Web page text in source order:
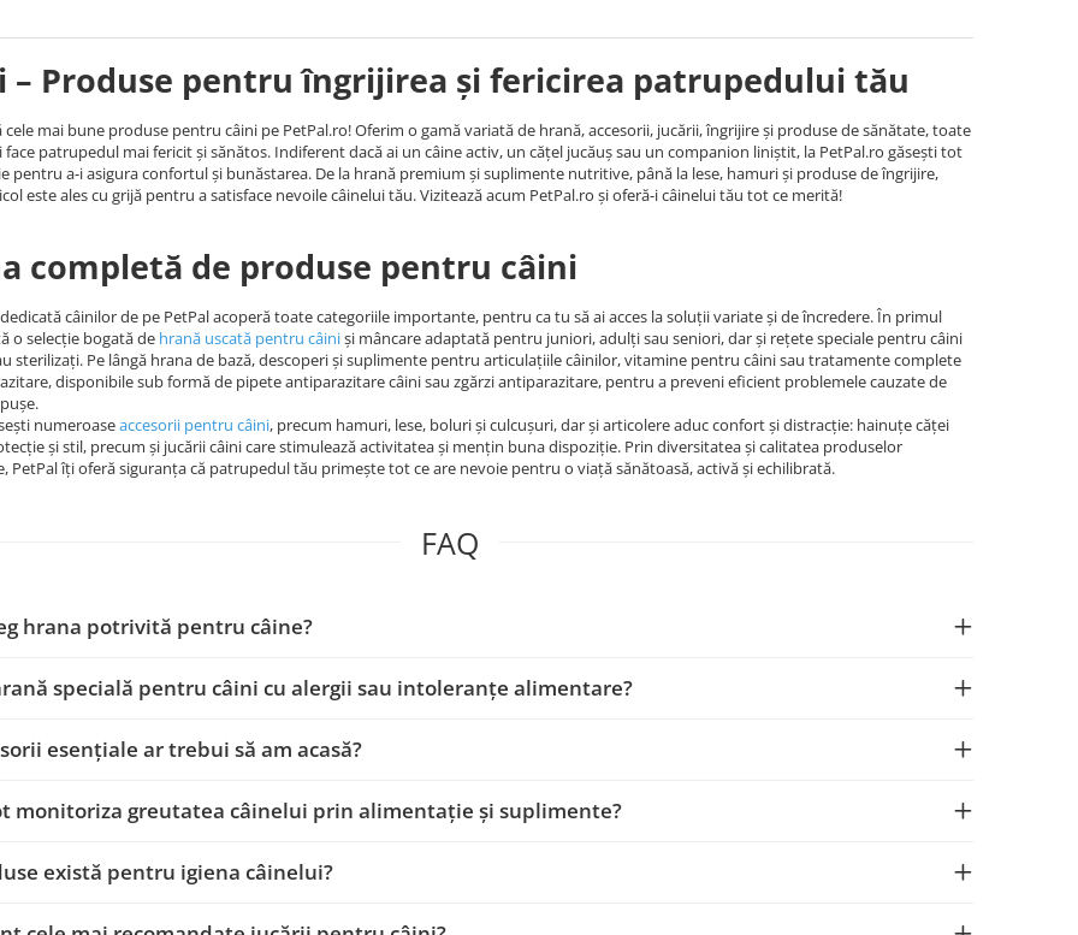
– Produse pentru îngrijirea și fericirea patrupedului tău
cele mai bune produse pentru câini pe PetPal.ro! Oferim o gamă variată de hrană, accesorii, jucării, îngrijire și produse de sănătate, toate
patrupedul mai fericit și sănătos. Indiferent dacă ai un câine activ, un cățel jucăuș sau un companion liniștit, la PetPal.ro găsești tot
pentru a-i asigura confortul și bunăstarea. De la hrană premium și suplimente nutritive, până la lese, hamuri și produse de îngrijire,
este ales cu grijă pentru a satisface nevoile câinelui tău. Vizitează acum PetPal.ro și oferă-i câinelui tău tot ce merită!
completă de produse pentru câini
câinilor de pe PetPal acoperă toate categoriile importante, pentru ca tu să ai acces la soluții variate și de încredere. În primul
o selecție bogată de hrană uscată pentru câiniși mâncare adaptată pentru juniori, adulți sau seniori, dar și rețete speciale pentru câini
sterilizați. Pe lângă hrana de bază, descoperi și suplimente pentru articulațiile câinilor, vitamine pentru câini sau tratamente complete
disponibile sub formă de pipete antiparazitare câini sau zgărzi antiparazitare, pentru a preveni eficient problemele cauzate de
numeroaseaccesorii pentru câini, precum hamuri, lese, boluri și culcușuri, dar și articolere aduc confort și distracție: hainuțe căței
și stil, precum și jucării câini care stimulează activitatea și mențin buna dispoziție. Prin diversitatea și calitatea produselor
PetPal îți oferă siguranța că patrupedul tău primește tot ce are nevoie pentru o viață sănătoasă, activă și echilibrată.
FAQ
hrana potrivită pentru câine?
specială pentru câini cu alergii sau intoleranțe alimentare?
esențiale ar trebui să am acasă?
monitoriza greutatea câinelui prin alimentație și suplimente?
există pentru igiena câinelui?